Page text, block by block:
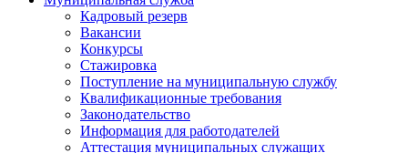
Кадровый резерв
Вакансии
Конкурсы
Стажировка
Поступление на муниципальную службу
Квалификационные требования
Законодательство
Информация для работодателей
Аттестация муниципальных служащих